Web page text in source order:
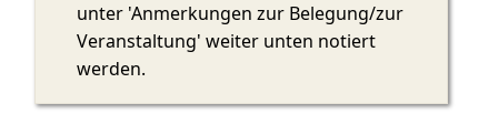
unter 'Anmerkungen zur Belegung/zur
Veranstaltung' weiter unten notiert
werden.